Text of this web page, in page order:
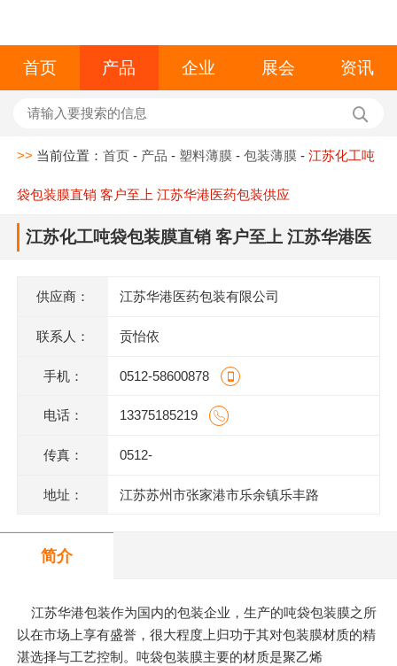
首页 产品 企业 展会 资讯
>> 当前位置：首页 - 产品 - 塑料薄膜 -包装薄膜 -江苏化工吨
袋包装膜直销 客户至上 江苏华港医药包装供应
江苏化工吨袋包装膜直销 客户至上 江苏华港医
供应商： 江苏华港医药包装有限公司
联系人： 贡怡依
手机： 0512-58600878
电话： 13375185219
传真： 0512-
地址： 江苏苏州市张家港市乐余镇乐丰路
简介
江苏华港包装作为国内的包装企业，生产的吨袋包装膜之所
以在市场上享有盛誉，很大程度上归功于其对包装膜材质的精
湛选择与工艺控制。吨袋包装膜主要的材质是聚乙烯